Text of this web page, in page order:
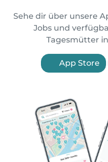
Sehe dir über unsere
Jobs und
Tagesmütter
App Store